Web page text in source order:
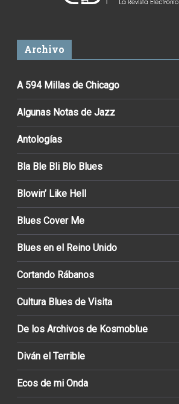
Archivo
A 594 Millas de Chicago
Algunas Notas de Jazz
Antologías
Bla Ble Bli Blo Blues
Blowin’ Like Hell
Blues Cover Me
Blues en el Reino Unido
Cortando Rábanos
Cultura Blues de Visita
De los Archivos de Kosmoblue
Diván el Terrible
Ecos de mi Onda